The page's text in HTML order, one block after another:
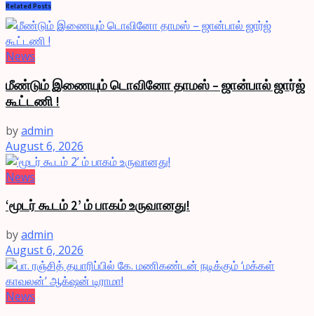
Related Posts
News
மீண்டும் இணையும் டொவினோ தாமஸ் – ஜான்பால் ஜார்ஜ்
கூட்டணி !
byadmin
August 6, 2026
News
‘மூடர் கூடம் 2’ ம் பாகம் உருவானது!
byadmin
August 6, 2026
News